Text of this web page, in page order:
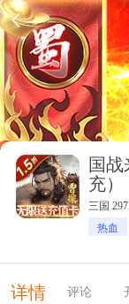
国战
充）
三国
热血
详情 评论